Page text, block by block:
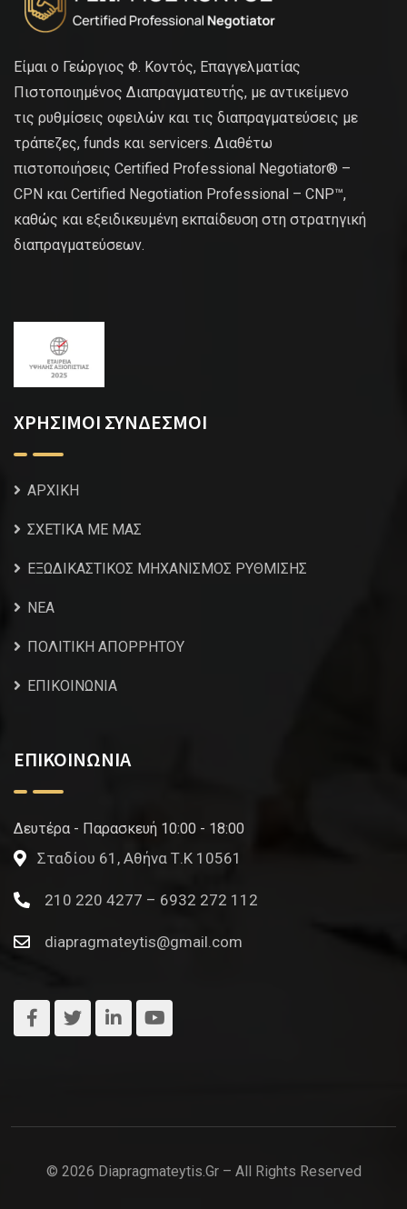
Είμαι ο Γεώργιος Φ. Κοντός, Επαγγελματίας
Πιστοποιημένος Διαπραγματευτής, με αντικείμενο
τις ρυθμίσεις οφειλών και τις διαπραγματεύσεις με
τράπεζες, funds και servicers. Διαθέτω
πιστοποιήσεις Certified Professional Negotiator® –
CPN και Certified Negotiation Professional – CNP™,
καθώς και εξειδικευμένη εκπαίδευση στη στρατηγική
διαπραγματεύσεων.
ΧΡΗΣΙΜΟΙ ΣΥΝΔΕΣΜΟΙ
ΑΡΧΙΚΗ
ΣΧΕΤΙΚΑ ΜΕ ΜΑΣ
ΕΞΩΔΙΚΑΣΤΙΚΟΣ ΜΗΧΑΝΙΣΜΟΣ ΡΥΘΜΙΣΗΣ
NEA
ΠΟΛΙΤΙΚΗ ΑΠΟΡΡΗΤΟΥ
ΕΠΙΚΟΙΝΩΝΙΑ
ΕΠΙΚΟΙΝΩΝΙΑ
Δευτέρα - Παρασκευή 10:00 - 18:00
Σταδίου 61, Αθήνα Τ.Κ 10561
210 220 4277 – 6932 272 112
diapragmateytis@gmail.com
© 2026 Diapragmateytis.gr – All Rights Reserved